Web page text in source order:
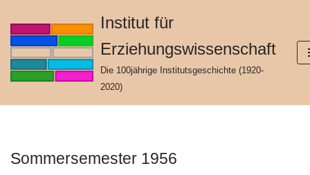
Zum
springen
Institut für
Erziehungswissenschaft
Die 100jährige Institutsgeschichte (1920-
2020)
Sommersemester 1956